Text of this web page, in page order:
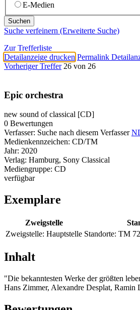
E-Medien
Suche verfeinern (Erweiterte Suche)
Zur Trefferliste
Detailanzeige drucken Permalink
Vorheriger Treffer 26 von 26
Epic orchestra
new sound of classical [CD]
0 Bewertungen
Verfasser: Suche nach diesem Verfasser
Medienkennzeichen: CD/TM
Jahr: 2020
Verlag: Hamburg, Sony Classical
Mediengruppe: CD
verfügbar
Exemplare
Zweigstelle
Zweigstelle: Hauptstelle Standorte: TM
Inhalt
"Die bekanntesten Werke der größten
Hans Zimmer, Alexandre Desplat,